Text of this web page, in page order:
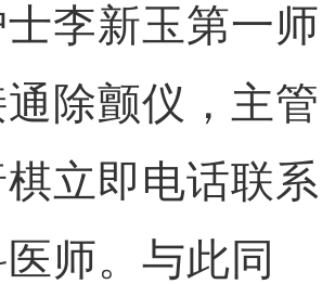
李新玉第一师
除颤仪，主管
立即电话联系
师。与此同